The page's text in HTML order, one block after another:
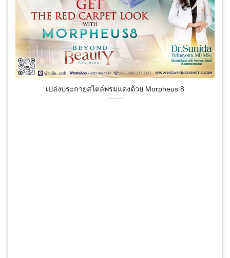
เปล่งประกายสไตล์พรมแดงด้วย Morpheus 8